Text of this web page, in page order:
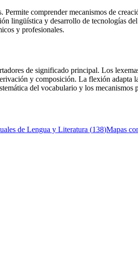
comprender mecanismos de
lingüística y desarrollo de tecnologías
y profesionales.
de significado principal. Los
y composición. La flexión adapta
del vocabulario y los mecanismos
de Lengua y Literatura (138)Mapas